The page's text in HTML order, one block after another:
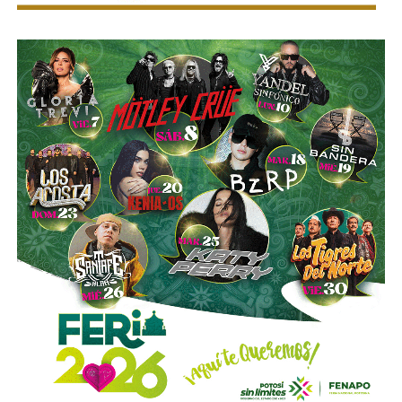
la compañía.
Esa conversión todavía no ocurre: se proyecta para 2027.
Azcárraga ha reducido considerablemente sus acciones
de la compañía, aunque conserva (vía un fideicomiso
familiar y una clase especial de acciones) el control formal
del voto de la empresa, independientemente de cuánto
capital tenga cada quien. En resumidas cuentas, aunque
Emilio Azcárraga tiene el poder de decisión,el mismo
financiero que reparte el control de El Realito con los
dos hombres más poderosos de Televisa está, al
mismo tiempo, camino a convertirse en el mayor
dueño accionario de la propia televisora.